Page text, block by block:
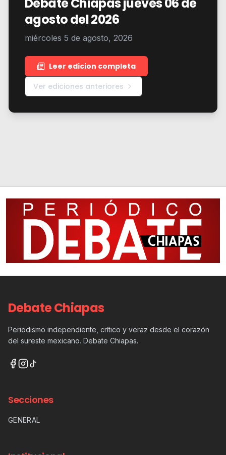
agosto del 2026
miércoles 5 de agosto, 2026
Leer edicion completa
Ver ediciones anteriores
Debate Chiapas
Periodismo independiente, crítico y veraz desde el corazón
del sureste mexicano. Debate Chiapas.
Secciones
GENERAL